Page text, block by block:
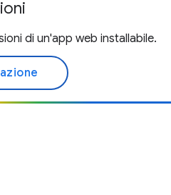
di un'app web installabile.